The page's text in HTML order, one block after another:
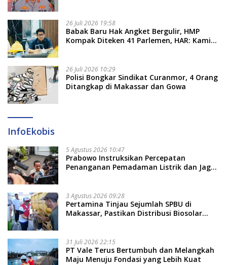
26 Juli 2026 19:58
​Babak Baru Hak Angket Bergulir, HMP
Kompak Diteken 41 Parlemen, HAR: Kami
26 Juli 2026 10:29
Polisi Bongkar Sindikat Curanmor, 4 Orang
Ditangkap di Makassar dan Gowa
InfoEkobis
5 Agustus 2026 10:47
Prabowo Instruksikan Percepatan
Penanganan Pemadaman Listrik dan Jaga
3 Agustus 2026 09:28
Pertamina Tinjau Sejumlah SPBU di
Makassar, Pastikan Distribusi Biosolar
31 Juli 2026 22:15
PT Vale Terus Bertumbuh dan Melangkah
Maju Menuju Fondasi yang Lebih Kuat